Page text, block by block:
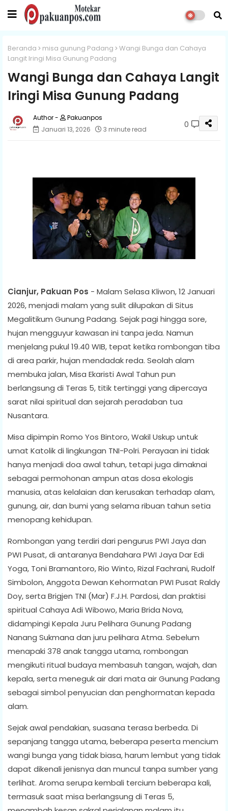
Beranda misa gunung Padang
Wangi Bunga dan Cahaya
Langit Iringi Misa Gunung Padang
Wangi Bunga dan Cahaya Langit
Iringi Misa Gunung Padang
Pakuanpos
Januari 13, 2026
3 minute read 0
Cianjur, Pakuan Pos - Malam Selasa Kliwon, 12 Januari
2026, menjadi malam yang sulit dilupakan di Situs
Megalitikum Gunung Padang. Sejak pagi hingga sore,
hujan mengguyur kawasan ini tanpa jeda. Namun
menjelang pukul 19.40 WIB, tepat ketika rombongan tiba
di area parkir, hujan mendadak reda. Seolah alam
membuka jalan, Misa Ekaristi Awal Tahun pun
berlangsung di Teras 5, titik tertinggi yang dipercaya
sarat nilai spiritual dan sejarah peradaban tua
Nusantara.
Misa dipimpin Romo Yos Bintoro, Wakil Uskup untuk
umat Katolik di lingkungan TNI-Polri. Perayaan ini tidak
hanya menjadi doa awal tahun, tetapi juga dimaknai
sebagai permohonan ampun atas dosa ekologis
manusia, atas kelalaian dan kerusakan terhadap alam,
gunung, air, dan bumi yang selama ribuan tahun setia
menopang kehidupan.
Rombongan yang terdiri dari pengurus PWI Jaya dan
PWI Pusat, di antaranya Bendahara PWI Jaya Dar Edi
Yoga, Toni Bramantoro, Rio Winto, Rizal Fachrani, Rudolf
Simbolon, Anggota Dewan Kehormatan PWI Pusat Raldy
Doy, serta Brigjen TNI (Mar) F.J.H. Pardosi, dan praktisi
spiritual Cahaya Adi Wibowo, Maria Brida Nova,
didampingi Kepala Juru Pelihara Gunung Padang
Nanang Sukmana dan juru pelihara Atma. Sebelum
menapaki 378 anak tangga utama, rombongan
mengikuti ritual budaya membasuh tangan, wajah, dan
kepala, serta meneguk air dari mata air Gunung Padang
sebagai simbol penyucian dan penghormatan kepada
alam.
Sejak awal pendakian, suasana terasa berbeda. Di
sepanjang tangga utama, beberapa peserta mencium
wangi bunga yang tidak biasa, harum lembut yang tidak
dapat dikenali jenisnya dan muncul tanpa sumber yang
terlihat. Aroma serupa kembali tercium beberapa kali,
termasuk saat misa berlangsung di Teras 5,